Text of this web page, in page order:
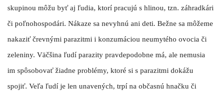
skupinou môžu byť aj ľudia, ktorí pracujú s hlinou, tzn. záhradkári
či poľnohospodári. Nákaze sa nevyhnú ani deti. Bežne sa môžeme
nakaziť črevnými parazitmi i konzumáciou neumytého ovocia či
zeleniny. Väčšina ľudí parazity pravdepodobne má, ale nemusia
im spôsobovať žiadne problémy, ktoré si s parazitmi dokážu
spojiť. Veľa ľudí je len unavených, trpí na občasnú hnačku či